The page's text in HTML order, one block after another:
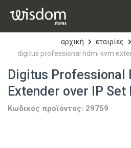
αρχική εταιρίες
digitus professional hdmi kvm
Digitus Professional
Extender over IP Set
Κωδικός προϊόντος: 29759